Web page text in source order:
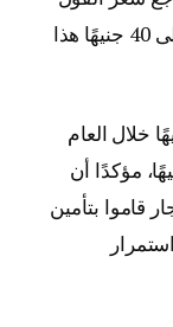
البلدي من 50 جنيهًا للكيلو العام الماضي إلى 40 جنيهًا هذا
العدس كان يسجل 50 جنيهًا خلال العام
انخفض هذا العام إلى 35 جنيهًا، مؤكدًا أن
قاموا بتأمين